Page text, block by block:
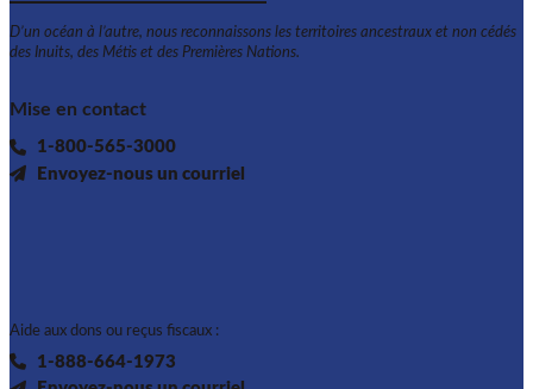
D’un océan à l’autre, nous reconnaissons les territoires ancestraux et non cédés
des Inuits, des Métis et des Premières Nations.
Mise en contact
1-800-565-3000
Envoyez-nous un courriel
Aide aux dons ou reçus fiscaux :
1-888-664-1973